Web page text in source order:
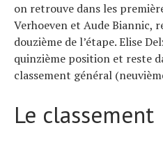
on retrouve dans les
Verhoeven et Aude Biannic,
douzième de l’étape. Elise
quinzième position et reste
classement général
Le classement